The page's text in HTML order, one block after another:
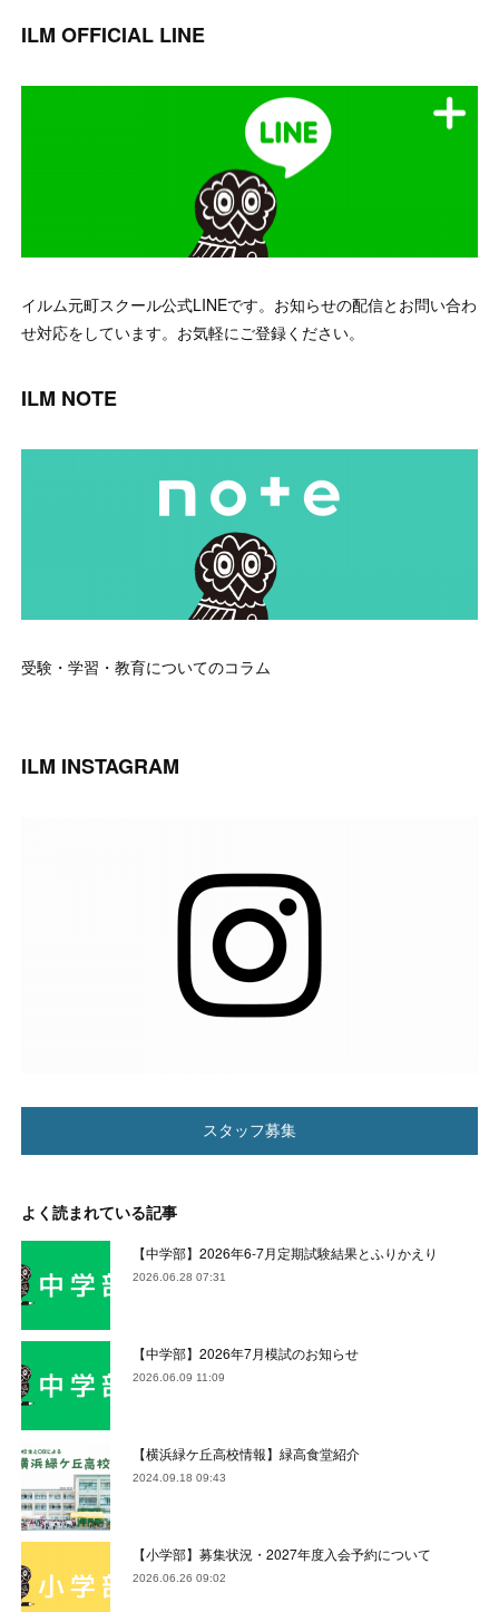
ILM OFFICIAL LINE
イルム元町スクール公式LINEです。お知らせの配信とお問い合わ
せ対応をしています。お気軽にご登録ください。
ILM NOTE
受験・学習・教育についてのコラム
ILM INSTAGRAM
スタッフ募集
よく読まれている記事
【中学部】2026年6-7月定期試験結果とふりかえり
2026.06.28 07:31
【中学部】2026年7月模試のお知らせ
2026.06.09 11:09
【横浜緑ケ丘高校情報】緑高食堂紹介
2024.09.18 09:43
【小学部】募集状況・2027年度入会予約について
2026.06.26 09:02